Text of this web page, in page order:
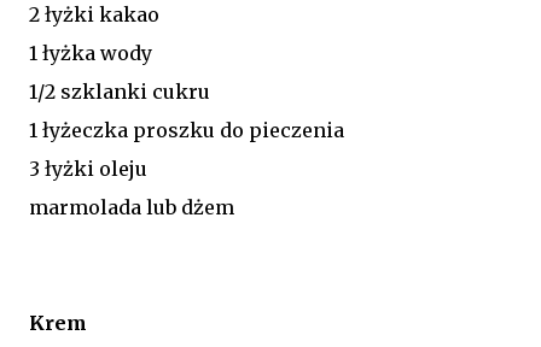
2 łyżki kakao
1 łyżka wody
1/2 szklanki cukru
1 łyżeczka proszku do pieczenia
3 łyżki oleju
marmolada lub dżem
Krem